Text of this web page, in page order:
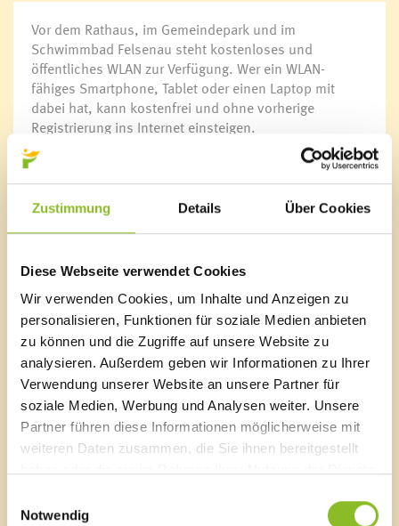
Zustimmung Details Über Cookies
Diese Webseite verwendet Cookies
Wir verwenden Cookies, um Inhalte und Anzeigen zu
personalisieren, Funktionen für soziale Medien anbieten
zu können und die Zugriffe auf unsere Website zu
analysieren. Außerdem geben wir Informationen zu Ihrer
Verwendung unserer Website an unsere Partner für
soziale Medien, Werbung und Analysen weiter. Unsere
Partner führen diese Informationen möglicherweise mit
weiteren Daten zusammen, die Sie ihnen bereitgestellt
Notwendig
Gemeindevertretung
Ausschüsse
Wahlen
Gemeindevertretungssitzungen
Öffnungszeiten
Ansprechpersonen
Sprechstunden
Veröffentlichungsportal
Informationsfreiheit
Jobs & Karriere
Kindergärten
Kinderbetreuung
Schulen
Bauhof
Wasserwerk
Schwimmbad Felsenau
Vor dem Rathaus, im Gemeindepark und im
Schwimmbad Felsenau steht kostenloses und
öffentliches WLAN zur Verfügung. Wer ein WLAN-
fähiges Smartphone, Tablet oder einen Laptop mit
dabei hat, kann kostenfrei und ohne vorherige
Registrierung ins Internet einsteigen.
Marktgemeinde Frastanz
Sägenplatz 1
Lageplan
0043 5522 51534-0
F 0043 5522 51534-6
E-Mail an das Gemeindeamt
Schnellzugriff
Veröffentlichungsportal
Blackout
Ortsplan
Veranstaltungskalender